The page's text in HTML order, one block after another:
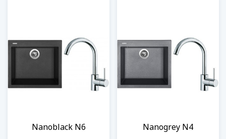
Nanoblack N6 Nanogrey N4